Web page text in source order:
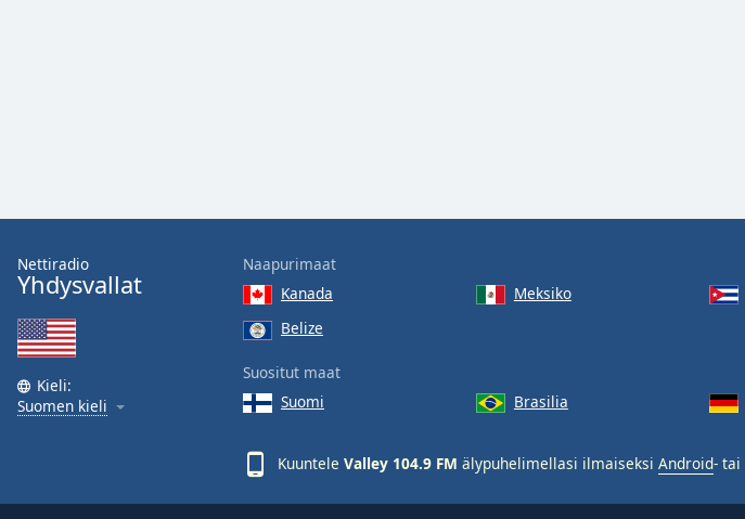
Edge
Style
Font
Family
Close
Nettiradio
Yhdysvallat
Kieli:
Suomen kieli
Naapurimaat
Kanada
Meksiko
Belize
Suositut maat
Suomi
Brasilia
Kuuntele Valley 104.9 FM älypuhelimellasi ilmaiseksi Android- tai